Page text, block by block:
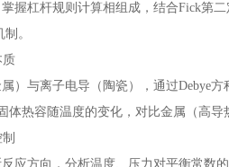
握杠杆规则计算相组成，结合Fick第
。
质
）与离子电导（陶瓷），通过Debye
体热容随温度的变化，对比金属（高
应方向，分析温度、压力对平衡常数